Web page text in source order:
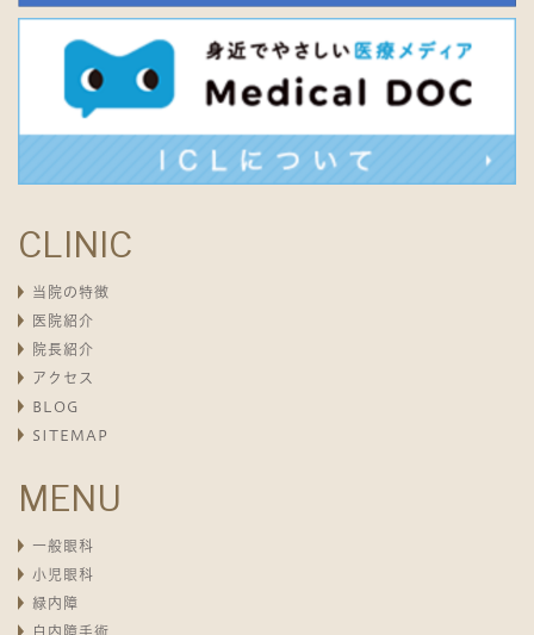
CLINIC
当院の特徴
医院紹介
院長紹介
アクセス
BLOG
SITEMAP
MENU
一般眼科
小児眼科
緑内障
白内障手術